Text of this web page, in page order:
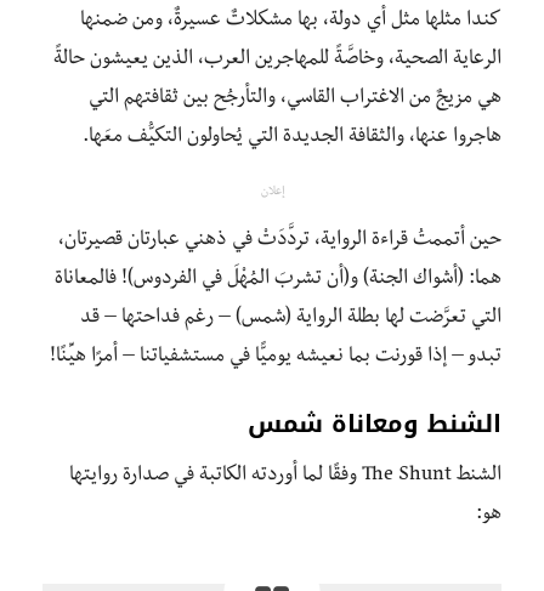
كندا مثلها مثل أي دولة، بها مشكلاتٌ عسيرةٌ، ومن ضمنها
الرعاية الصحية، وخاصَّةً للمهاجرين العرب، الذين يعيشون حالةً
هي مزيجٌ من الاغتراب القاسي، والتأرجُح بين ثقافتهم التي
هاجروا عنها، والثقافة الجديدة التي يُحاولون التكيُّف معَها.
إعلان
حين أتممتُ قراءة الرواية، تردَّدَتْ في ذهني عبارتان قصيرتان،
هما: (أشواك الجنة) و(أن تشربَ المُهْلَ في الفردوس)! فالمعاناة
التي تعرَّضت لها بطلة الرواية (شمس) – رغم فداحتها – قد
تبدو – إذا قورنت بما نعيشه يوميًّا في مستشفياتنا – أمرًا هيِّنًا!
الشنط ومعاناة شمس
الشنط The Shunt وفقًا لما أوردته الكاتبة في صدارة روايتها
هو: